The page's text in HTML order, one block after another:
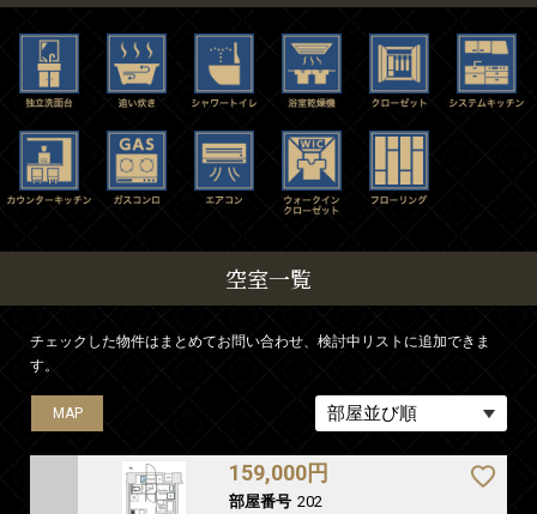
空室一覧
チェックした物件はまとめてお問い合わせ、検討中リストに追加できま
す。
MAP
159,000円
部屋番号 202
MAP
MAP
MAP
MAP
MAP
MAP
MAP
MAP
MAP
MAP
MAP
MAP
MAP
MAP
MAP
MAP